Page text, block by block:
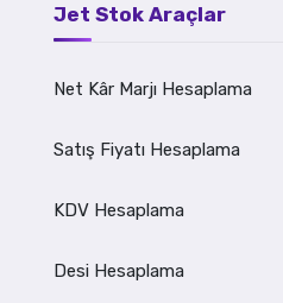
Jet Stok Araçlar
Net Kâr Marjı Hesaplama
Satış Fiyatı Hesaplama
KDV Hesaplama
Desi Hesaplama